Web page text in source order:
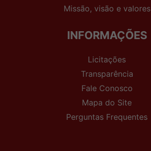
Missão, visão e valores
INFORMAÇÕES
Licitações
Transparência
Fale Conosco
Mapa do Site
Perguntas Frequentes